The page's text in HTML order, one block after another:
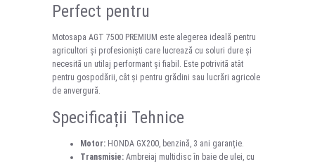
Perfect pentru
Motosapa AGT 7500 PREMIUM este alegerea ideală pentru
agricultori și profesioniști care lucrează cu soluri dure și
necesită un utilaj performant și fiabil. Este potrivită atât
pentru gospodării, cât și pentru grădini sau lucrări agricole
de anvergură.
Specificații Tehnice
Motor: HONDA GX200, benzină, 3 ani garanție.
Transmisie: Ambreiaj multidisc în baie de ulei, cu